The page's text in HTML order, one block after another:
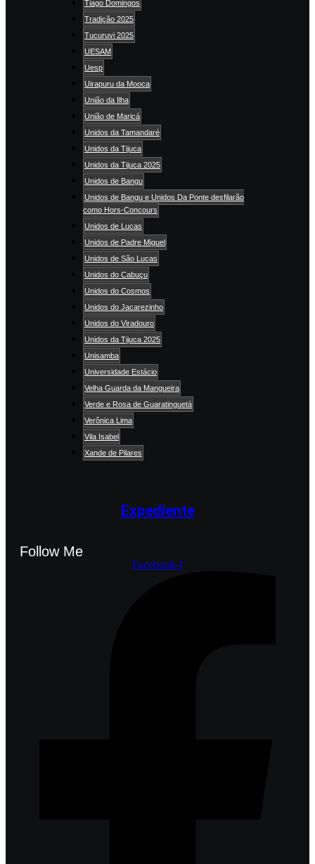
Tiago Domingos
Tradição 2025
Tucuruvi 2025
UESAM
Uesp
Uirapuru da Mooca
União da Ilha
União de Maricá
Unidos da Tamandaré
Unidos da Tijuca
Unidos da Tijuca 2025
Unidos de Bangu
Unidos de Bangu e Unidos Da Ponte desfilarão
como Hors-Concours
Unidos de Lucas
Unidos de Padre Miguel
Unidos de São Lucas
Unidos do Cabuçu
Unidos do Cosmos
Unidos do Jacarezinho
Unidos do Viradouro
Unidos da Tijuca 2025
Unisamba
Universidade Estácio
Velha Guarda da Mangueira
Verde e Rosa de Guaratinguetá
Verônica Lima
Vila Isabel
Xande de Pilares
Expediente
Follow Me
Facebook-f